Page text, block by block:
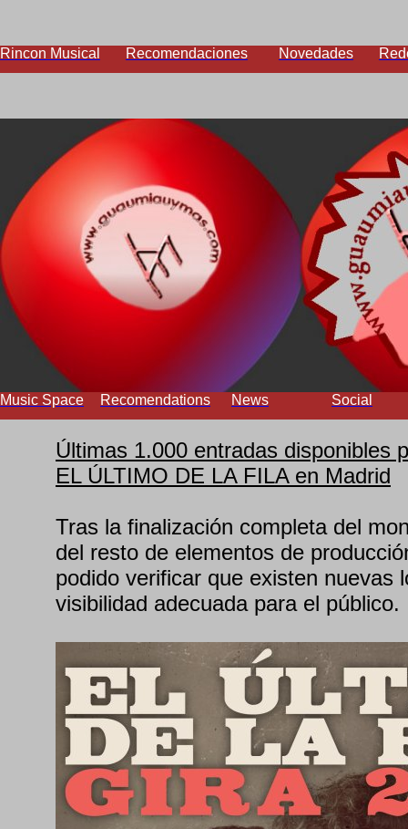
Rincon Musical Recomendaciones Novedades
Music Space Recomendations News Social
Últimas 1.000 entradas disponibles
EL ÚLTIMO DE LA FILA en Madrid
Tras la finalización completa del
del resto de elementos de
podido verificar que existen nuevas
visibilidad adecuada para el público.